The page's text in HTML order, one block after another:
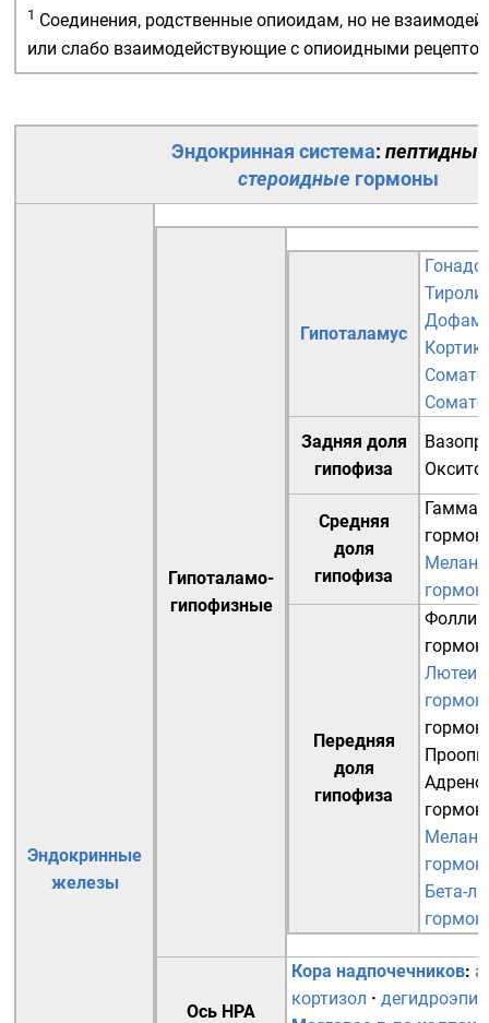
1 Соединения, родственные опиоидам, но не
или слабо взаимодействующие с опиоидными
Эндокринная система: пептидные
стероидные гормоны
Эндокринные
железы
Гипоталамо-
гипофизные
Гипоталамус
Задняя доля
гипофиза
Средняя
доля
гипофиза
Гамма-
гормон
Передняя
доля
гипофиза
гормон
гормон
гормон
гормон
Бета-
гормон
Ось HPA
Кора надпочечников:
кортизол ·